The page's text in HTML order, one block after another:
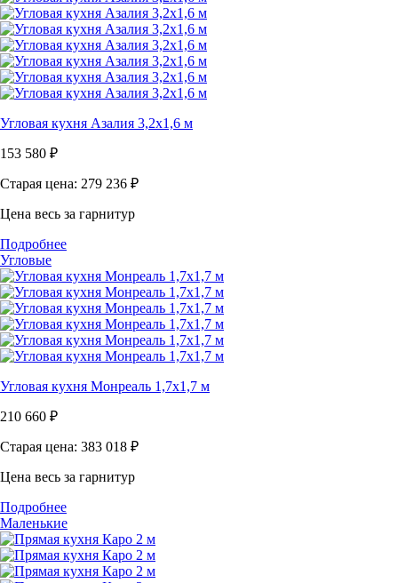
Угловая кухня Азалия 3,2х1,6 м
153 580 ₽
Старая цена: 279 236 ₽
Цена весь за гарнитур
Подробнее
Угловые
Угловая кухня Монреаль 1,7х1,7 м
210 660 ₽
Старая цена: 383 018 ₽
Цена весь за гарнитур
Подробнее
Маленькие